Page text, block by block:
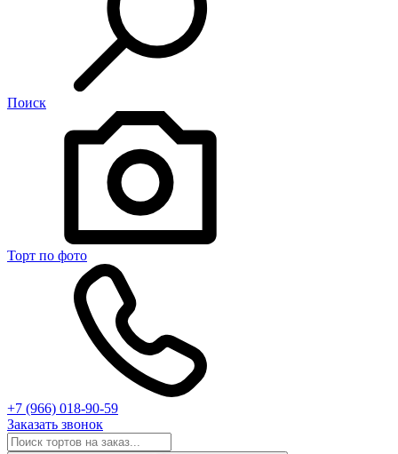
Поиск
Торт по фото
+7 (966) 018-90-59
Заказать звонок